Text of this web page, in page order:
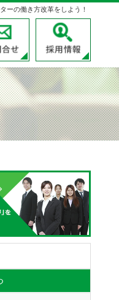
ーの働き方改革をしよう！
03-3780-7023お問合せ